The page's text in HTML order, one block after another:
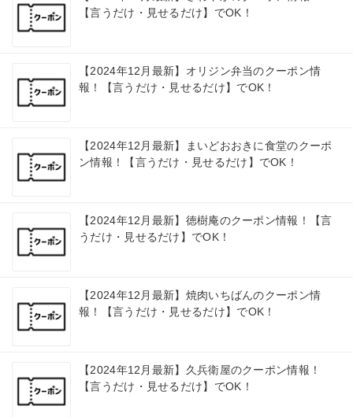
【言うだけ・見せるだけ】でOK！
【2024年12月最新】オリジン弁当のクーポン情
報！【言うだけ・見せるだけ】でOK！
【2024年12月最新】まいどおおきに食堂のクーポ
ン情報！【言うだけ・見せるだけ】でOK！
【2024年12月最新】徳樹庵のクーポン情報！【言
うだけ・見せるだけ】でOK！
【2024年12月最新】焼肉いちばんのクーポン情
報！【言うだけ・見せるだけ】でOK！
【2024年12月最新】久兵衛屋のクーポン情報！
【言うだけ・見せるだけ】でOK！